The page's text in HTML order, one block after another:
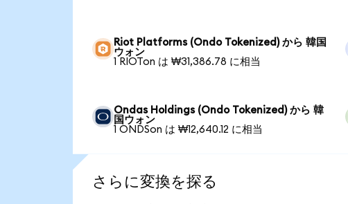
Riot Platforms (Ondo Tokenized) から 韓国
ウォン
1 RIOTon は ₩31,386.78 に相当
Ondas Holdings (Ondo Tokenized) から 韓
国ウォン
1 ONDSon は ₩12,640.12 に相当
さらに変換を探る